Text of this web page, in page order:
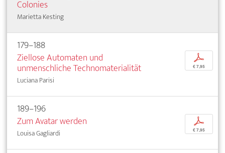
Colonies
Marietta Kesting
179–188
Ziellose Automaten und
unmenschliche Technomaterialität
Luciana Parisi
p
€ 7,95
189–196
Zum Avatar werden
Louisa Gagliardi
p
€ 7,95